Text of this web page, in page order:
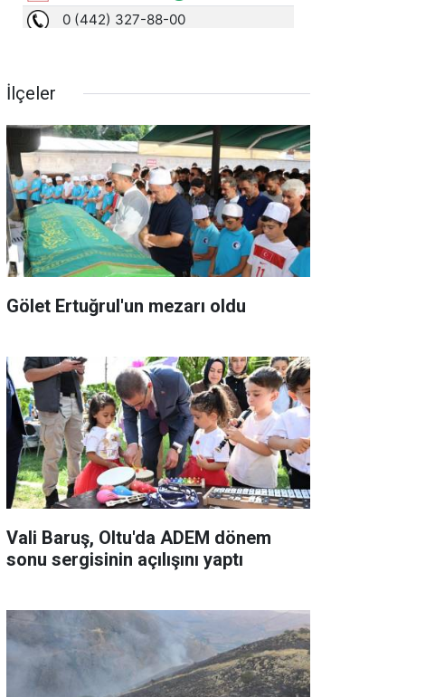
İlçeler
Gölet Ertuğrul'un mezarı oldu
Vali Baruş, Oltu'da ADEM dönem
sonu sergisinin açılışını yaptı